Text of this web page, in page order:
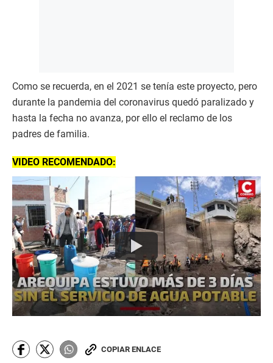
Como se recuerda, en el 2021 se tenía este proyecto, pero
durante la pandemia del coronavirus quedó paralizado y
hasta la fecha no avanza, por ello el reclamo de los
padres de familia.
VIDEO RECOMENDADO:
COPIAR ENLACE